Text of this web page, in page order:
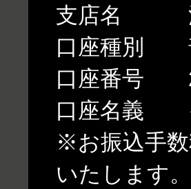
支店名
口座種別
口座番号
口座名義
※お振込手
いたします。